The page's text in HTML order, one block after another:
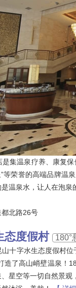
集温泉疗养、康复
等荣誉的高端品牌
温泉水，让人在泡
北路26号
态度假村 180°
十字水生态度假村
造了高山峭壁温泉！
星空等一切自然景